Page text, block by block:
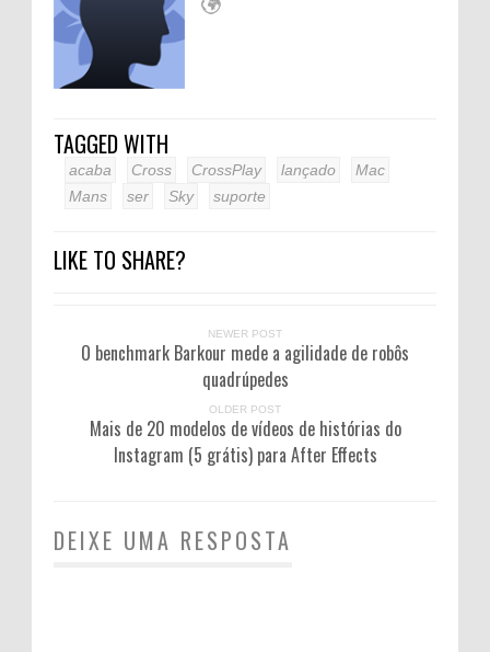
TAGGED WITH
acaba Cross CrossPlay lançado
Mac
Mans
ser Sky suporte
LIKE TO SHARE?
NEWER POST
O benchmark Barkour mede a agilidade de robôs
quadrúpedes
OLDER POST
Mais de 20 modelos de vídeos de histórias do
Instagram (5 grátis) para After Effects
DEIXE UMA RESPOSTA